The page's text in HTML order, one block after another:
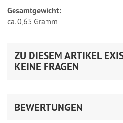
Gesamtgewicht:
ca. 0,65 Gramm
ZU DIESEM ARTIKEL
KEINE FRAGEN
BEWERTUNGEN